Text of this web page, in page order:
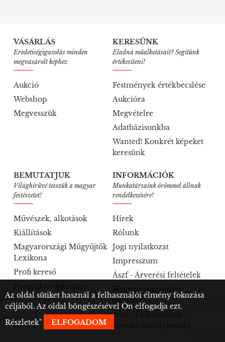
VÁSÁRLÁS
Eredetiségigazolás minden
megvásárolt képhez
Aukció
Webshop
Megvesszük
KERESÜNK
Eladná műalkotásait? Segítünk
értékesíteni!
Festmények értékbecslése
Aukcióra
Megvételre
Adatbázisunkba
Wanted! Konkrét képeket
keresünk
BEMUTATJUK
Világhírűvé tesszük a magyar
festészetet!
Művészek, alkotások
Kiállítások
Magyarországi Műgyűjtők
Lexikona
Profi kereső
INFORMÁCIÓK
Munkatársaink örömmel állnak
rendelkezésére!
Hírek
Rólunk
Jogi nyilatkozat
Impresszum
Ászf - Árverési feltételek
nálunk?
Ászf - Elektronikus
Az oldal sütiket használ a felhasználói élmény fokozása
céljából. Az oldal böngészésével Ön elfogadja ezt.
Részletek" ELFOGADOM